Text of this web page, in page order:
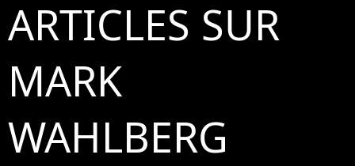
ARTICLES SUR
MARK
WAHLBERG